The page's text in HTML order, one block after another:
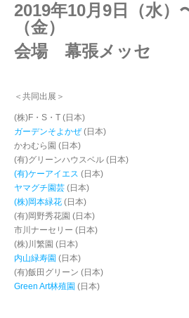
2019年10月9日（水）
（金）
会場 幕張メッセ
＜共同出展＞
(株)F・S・T (日本)
ガーデンそよかぜ(日本)
かわむら園 (日本)
(有)グリーンハウスベル (日本)
(有)ケーアイエス (日本)
ヤマグチ園芸 (日本)
(株)岡本緑花 (日本)
(有)岡野秀花園 (日本)
市川ナーセリー (日本)
(株)川繁園 (日本)
内山緑寿園 (日本)
(有)飯田グリーン (日本)
Green Art林殖園 (日本)